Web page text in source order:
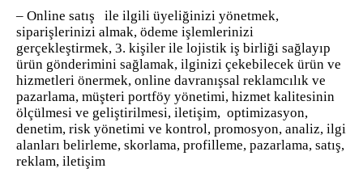
– Online satış ile ilgili üyeliğinizi yönetmek,
siparişlerinizi almak, ödeme işlemlerinizi
gerçekleştirmek, 3. kişiler ile lojistik iş birliği sağlayıp
ürün gönderimini sağlamak, ilginizi çekebilecek ürün ve
hizmetleri önermek, online davranışsal reklamcılık ve
pazarlama, müşteri portföy yönetimi, hizmet kalitesinin
ölçülmesi ve geliştirilmesi, iletişim, optimizasyon,
denetim, risk yönetimi ve kontrol, promosyon, analiz, ilgi
alanları belirleme, skorlama, profilleme, pazarlama, satış,
reklam, iletişim